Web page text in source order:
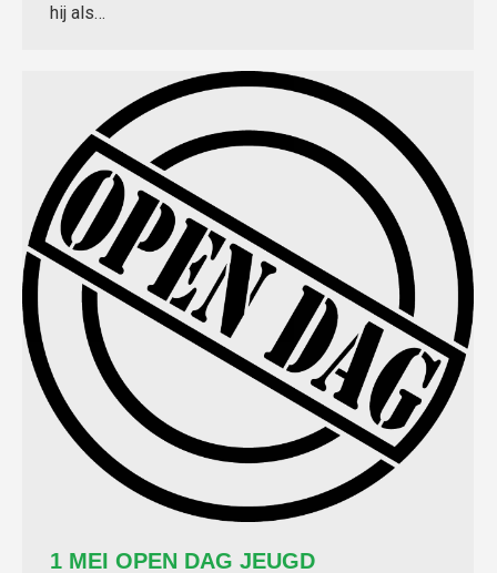
hij als…
1 MEI OPEN DAG JEUGD